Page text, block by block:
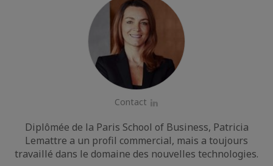
Contact
Diplômée de la Paris School of Business, Patricia
Lemattre a un profil commercial, mais a toujours
travaillé dans le domaine des nouvelles technologies.